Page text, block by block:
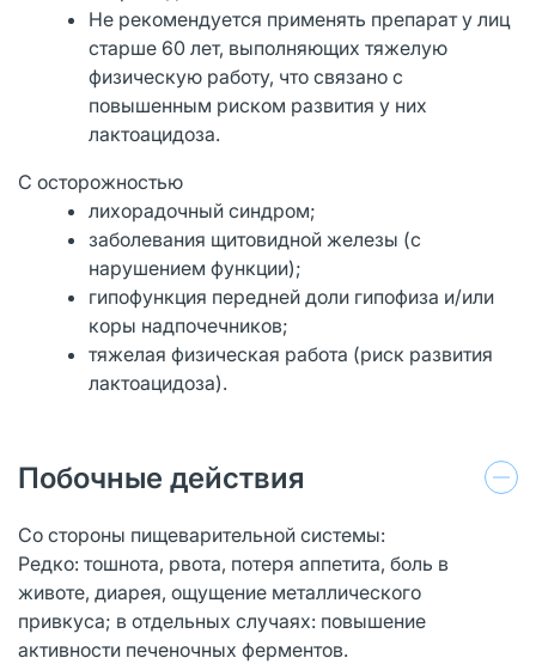
Не рекомендуется применять препарат у лиц
старше 60 лет, выполняющих тяжелую
физическую работу, что связано с
повышенным риском развития у них
лактоацидоза.
С осторожностью
лихорадочный синдром;
заболевания щитовидной железы (с
нарушением функции);
гипофункция передней доли гипофиза и/или
коры надпочечников;
тяжелая физическая работа (риск развития
лактоацидоза).
Побочные действия
Со стороны пищеварительной системы:
Редко: тошнота, рвота, потеря аппетита, боль в
животе, диарея, ощущение металлического
привкуса; в отдельных случаях: повышение
активности печеночных ферментов.